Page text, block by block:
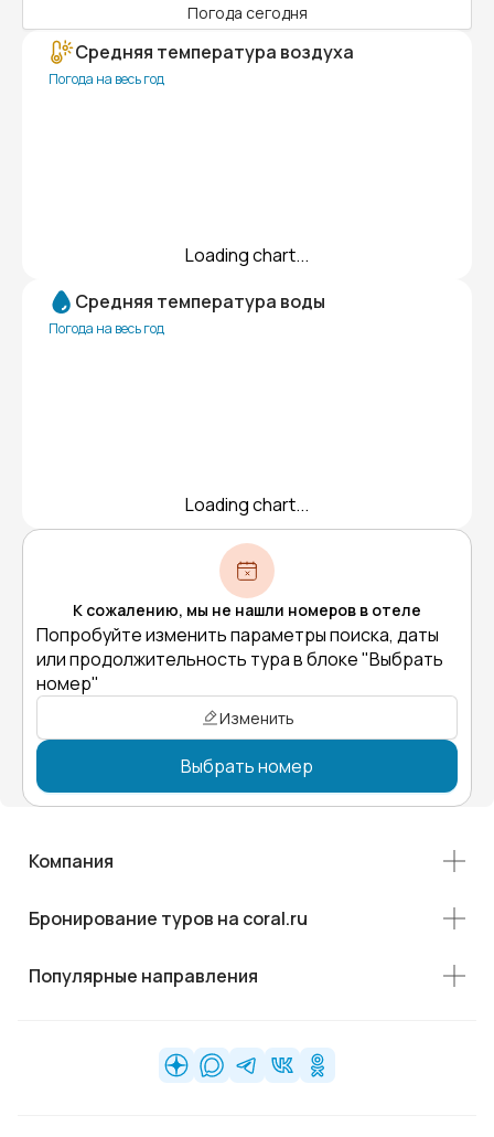
Погода сегодня
Средняя температура воздуха
Погода на весь год
Loading chart...
Средняя температура воды
Погода на весь год
Loading chart...
К сожалению, мы не нашли номеров в отеле
Попробуйте изменить параметры поиска, даты
или продолжительность тура в блоке "Выбрать
номер"
Изменить
Выбрать номер
Компания
Бронирование туров на coral.ru
Популярные направления